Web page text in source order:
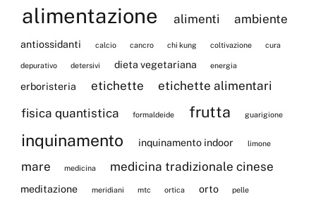
alimentazione alimenti ambiente
antiossidanti calcio cancro chi kung coltivazione cura
depurativo detersivi dieta vegetariana energia
erboristeria etichette
etichette alimentari
fisica quantistica
formaldeide frutta guarigione
inquinamento inquinamento indoor limone
mare medicina medicina tradizionale cinese
meditazione meridiani mtc ortica orto pelle